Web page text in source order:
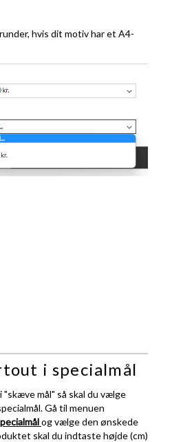
hvis dit motiv har et A4-
i specialmål
"skæve mål" så skal du vælge
Gå til menuen
og vælge den ønskede
skal du indtaste højde (cm)